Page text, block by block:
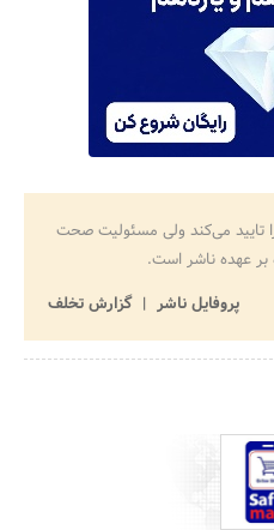
تایید می‌کند ولی مسئولیت صحت
عهده ناشر است.
پروفایل ناشر
گزارش تخلف